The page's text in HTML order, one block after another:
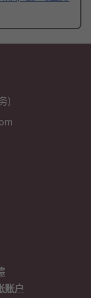
)
账户